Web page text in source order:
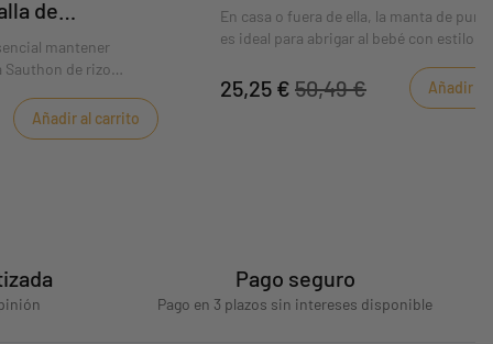
de
mantener
Sauthon de rizo
Añadir al carrito
En casa o fuera de ella, la manta de
es ideal para abrigar al bebé con estilo y
25,25 € 50,49 € Añadir
Pago seguro
Pago en 3 plazos sin intereses disponible